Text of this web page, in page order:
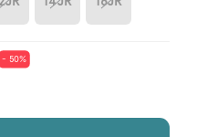
- 50%